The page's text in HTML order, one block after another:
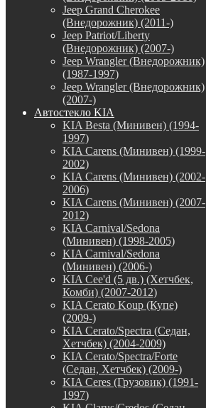
Jeep Grand Cherokee
(Внедорожник) (2011-)
Jeep Patriot/Liberty
(Внедорожник) (2007-)
Jeep Wrangler (Внедорожник)
(1987-1997)
Jeep Wrangler (Внедорожник)
(2007-)
Автостекло KIA
KIA Besta (Минивен) (1994-
1997)
KIA Carens (Минивен) (1999-
2002)
KIA Carens (Минивен) (2002-
2006)
KIA Carens (Минивен) (2007-
2012)
KIA Carnival/Sedona
(Минивен) (1998-2005)
KIA Carnival/Sedona
(Минивен) (2006-)
KIA Cee'd (5 дв.) (Хетчбек,
Комби) (2007-2012)
KIA Cerato Koup (Купе)
(2009-)
KIA Cerato/Spectra (Седан,
Хетчбек) (2004-2009)
KIA Cerato/Spectra/Forte
(Седан, Хетчбек) (2009-)
KIA Ceres (Грузовик) (1991-
1997)